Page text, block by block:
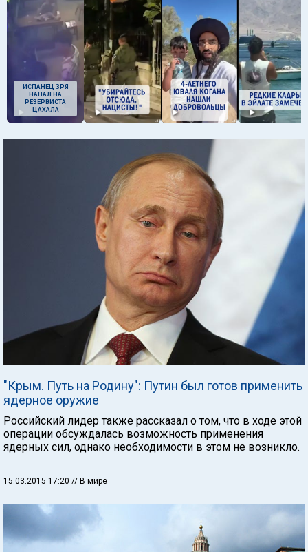
ИСПАНЕЦ ЗРЯ
НАПАЛ НА
РЕЗЕРВИСТА
ЦАХАЛА
"Крым. Путь на Родину": Путин был готов применить
ядерное оружие
Российский лидер также рассказал о том, что в ходе этой
операции обсуждалась возможность применения
ядерных сил, однако необходимости в этом не возникло.
15.03.2015 17:20 // В мире